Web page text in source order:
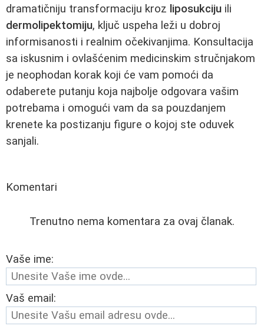
dramatičniju transformaciju kroz liposukciju ili
dermolipektomiju, ključ uspeha leži u dobroj
informisanosti i realnim očekivanjima. Konsultacija
sa iskusnim i ovlašćenim medicinskim stručnjakom
je neophodan korak koji će vam pomoći da
odaberete putanju koja najbolje odgovara vašim
potrebama i omogući vam da sa pouzdanjem
krenete ka postizanju figure o kojoj ste oduvek
sanjali.
Komentari
Trenutno nema komentara za ovaj članak.
Vaše ime:
Vaš email: